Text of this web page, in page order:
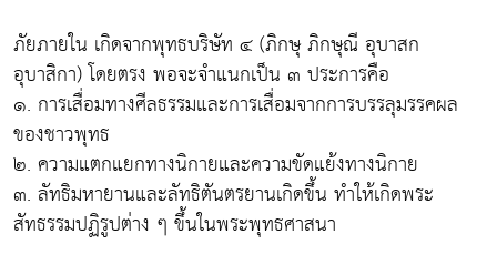
ภัยภายใน เกิดจากพุทธบริษัท ๔ (ภิกษุ ภิกษุณี อุบาสก
อุบาสิกา) โดยตรง พอจะจำแนกเป็น ๓ ประการคือ
๑. การเสื่อมทางศีลธรรมและการเสื่อมจากการบรรลุมรรคผล
ของชาวพุทธ
๒. ความแตกแยกทางนิกายและความขัดแย้งทางนิกาย
๓. ลัทธิมหายานและลัทธิตันตรยานเกิดขึ้น ทำให้เกิดพระ
สัทธรรมปฏิรูปต่าง ๆ ขึ้นในพระพุทธศาสนา